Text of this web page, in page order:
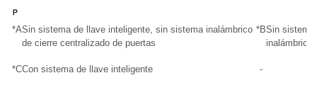
*ASin sistema de llave inteligente, sin sistema inalámbrico
de cierre centralizado de puertas
*BSin
inalámbrico
*CCon sistema de llave inteligente -